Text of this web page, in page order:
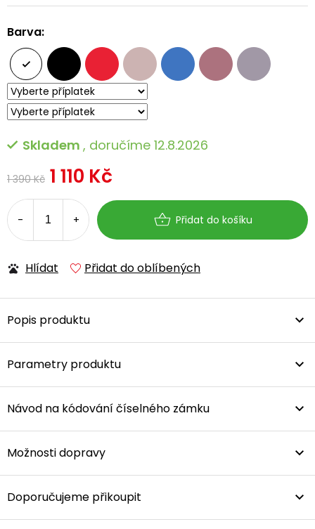
1 390 Kč 1 110 Kč
cena:
Skladem , doručíme 12.8.2026
Přidat do košíku
Hlídat Přidat do oblíbených
Popis produktu
Parametry produktu
Návod na kódování číselného zámku
Možnosti dopravy
Doporučujeme přikoupit
Barva: